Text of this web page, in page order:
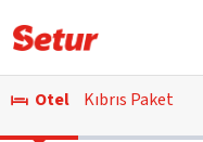
Otel Kıbrıs Paket